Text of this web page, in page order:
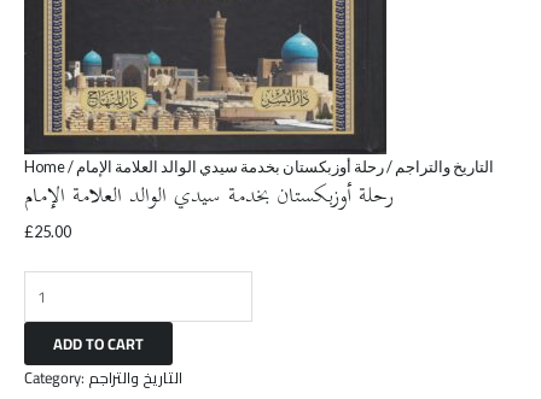
Home/ التاريخ والتراجم / رحلة أوزبكستان بخدمة سيدي الوالد العلامة الإمام
رحلة أوزبكستان بخدمة سيدي الوالد العلامة الإمام
£25.00
ADD TO CART
Category: التاريخ والتراجم